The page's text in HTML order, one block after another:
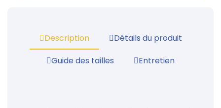
Description
Détails du produit
Guide des tailles
Entretien